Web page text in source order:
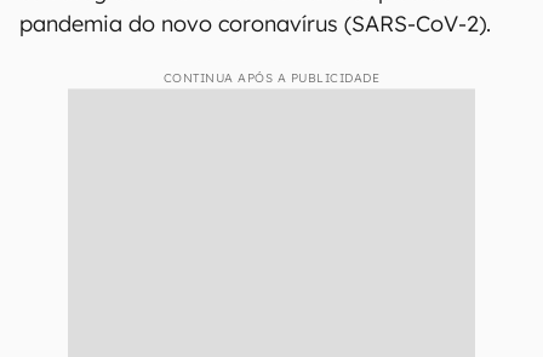
pandemia do novo coronavírus (SARS-CoV-2).
CONTINUA APÓS A PUBLICIDADE